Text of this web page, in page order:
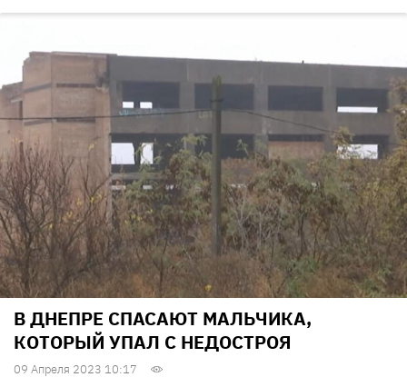
В ДНЕПРЕ СПАСАЮТ МАЛЬЧИКА,
КОТОРЫЙ УПАЛ С НЕДОСТРОЯ
09 Апреля 2023 10:17